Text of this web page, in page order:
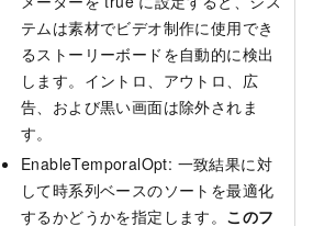
テムは素材でビデオ制作に使用でき
るストーリーボードを自動的に検出
します。イントロ、アウトロ、広
告、および黒い画面は除外されま
す。
EnableTemporalOpt: 一致結果に対
して時系列ベースのソートを最適化
するかどうかを指定します。 このフ